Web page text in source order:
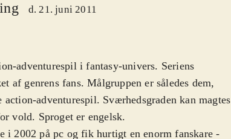
d. 21. juni 2011
adventurespil i fantasy-univers. Seriens
af genrens fans. Målgruppen er således dem,
action-adventurespil. Sværhedsgraden kan magtes
vold. Sproget er engelsk.
i 2002 på pc og fik hurtigt en enorm fanskare -